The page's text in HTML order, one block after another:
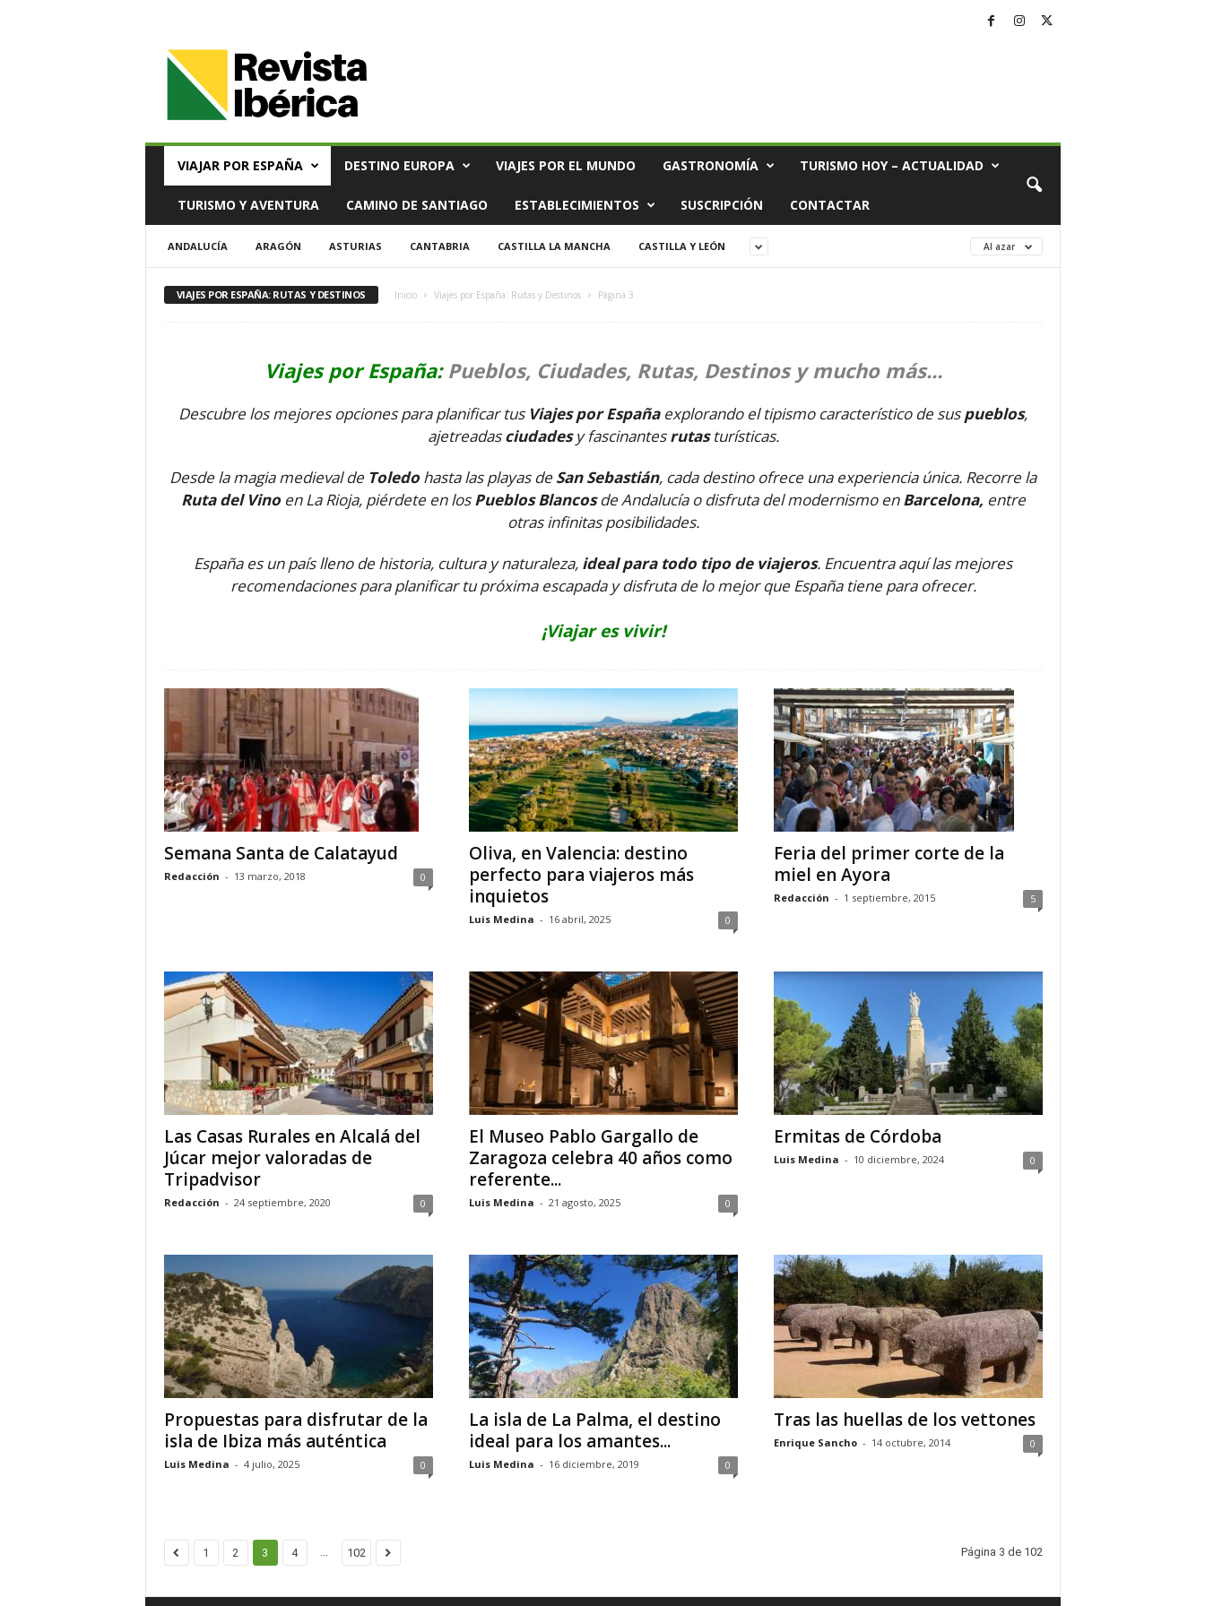
m
VIAJAR POR ESPAÑA DESTINO EUROPA VIAJES POR EL MUNDO GASTRONOMÍA TURISMO HOY – ACTUALIDAD
TURISMO Y AVENTURA CAMINO DE SANTIAGO ESTABLECIMIENTOS SUSCRIPCIÓN CONTACTAR
ANDALUCÍA ARAGÓN ASTURIAS CANTABRIA CASTILLA LA MANCHA CASTILLA Y LEÓN Al azar
VIAJES POR ESPAÑA: RUTAS Y DESTINOS Inicio Viajes por España: Rutas y Destinos Página 3
Viajes por España: Pueblos, Ciudades, Rutas, Destinos y mucho más...
Descubre los mejores opciones para planificar tus Viajes por Españaexplorando el tipismo característico de suspueblos,
ajetreadasciudadesy fascinantesrutasturísticas.
Desde la magia medieval de Toledo hasta las playas de San Sebastián, cada destino ofrece una experiencia única. Recorre la
Ruta del Vinoen La Rioja, piérdete en losPueblos Blancosde Andalucía o disfruta del modernismo enBarcelona, entre
otras infinitas posibilidades.
España es un país lleno de historia, cultura y naturaleza, ideal para todo tipo de viajeros. Encuentra aquí las mejores
recomendaciones para planificar tu próxima escapada y disfruta de lo mejor que España tiene para ofrecer.
¡Viajar es vivir!
Semana Santa de Calatayud
Redacción - 13 marzo, 2018 0
Oliva, en Valencia: destino
perfecto para viajeros más
inquietos
Luis Medina - 16 abril, 2025 0
Feria del primer corte de la
miel en Ayora
Redacción - 1 septiembre, 2015 5
Las Casas Rurales en Alcalá del
Júcar mejor valoradas de
Tripadvisor
Redacción - 24 septiembre, 2020 0
El Museo Pablo Gargallo de
Zaragoza celebra 40 años como
referente...
Luis Medina - 21 agosto, 2025 0
Ermitas de Córdoba
Luis Medina - 10 diciembre, 2024 0
Propuestas para disfrutar de la
isla de Ibiza más auténtica
Luis Medina - 4 julio, 2025 0
La isla de La Palma, el destino
ideal para los amantes...
Luis Medina - 16 diciembre, 2019 0
Tras las huellas de los vettones
Enrique Sancho - 14 octubre, 2014 0
1 2 3 4 ... 102 Página 3 de 102